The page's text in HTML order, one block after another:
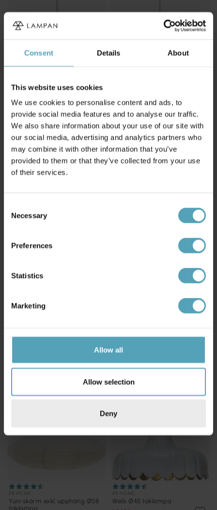
Consent Details About
This website uses cookies
We use cookies to personalise content and ads, to
provide social media features and to analyse our traffic.
We also share information about your use of our site with
our social media, advertising and analytics partners who
may combine it with other information that you’ve
provided to them or that they’ve collected from your use
of their services.
Selection
Necessary
Preferences
Statistics
Marketing
Allow all
Allow selection
Deny
MARKSLÖJD
Kirkenes Ø48 taklampa
1 240 kr
Rek. 1 399 kr
NORDIC LIGHTING
Ekerum Ø30 taklampa
749 kr
Rek. 999 kr
MARKSLÖJD
Styrka Ø75 taklampa
PRISMATCH
Epsilon 1 Ø45 taklampa
Yuni skärm exkl. upphäng Ø58
taklampa
Wells Ø45 taklampa